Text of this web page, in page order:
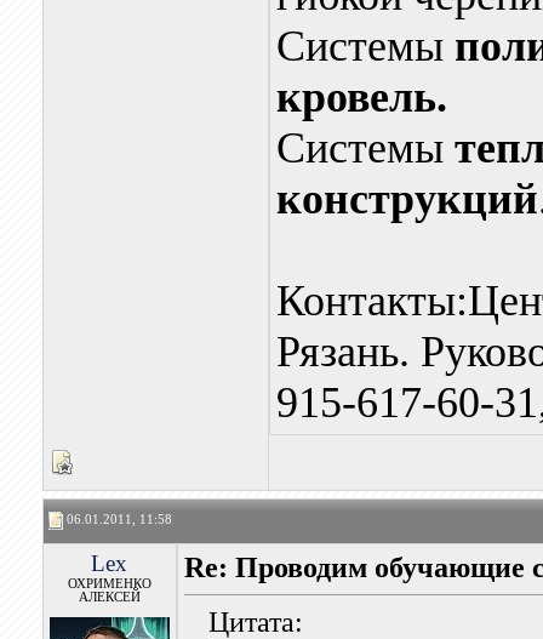
Системы
кровель.
Системы
конструкций
Рязань.
915-617-60-
06.01.2011, 11:58
Lex
ОХРИМЕНКО
АЛЕКСЕЙ
Re: Проводим обучающие
Цитата: